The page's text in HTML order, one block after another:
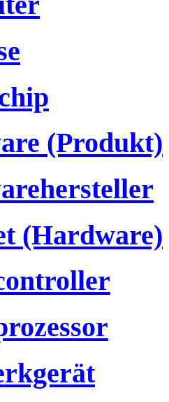
(Produkt)
(Hardware)